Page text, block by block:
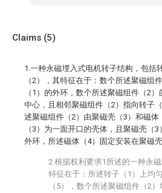
Claims (5)
1.一种永磁埋入式电机转子结构，包括
（2），其特征在于：数个所述聚磁组
（1）的外环，数个所述聚磁组件（2
中心，且相邻聚磁组件（2）指向转子
述聚磁组件（2）由聚磁壳（3）和磁
（3）为一面开口的壳体，且聚磁壳（
外环，所述磁体（4）固定安装在聚磁壳
2.根据权利要求1所述的一种永
特征在于：所述转子（1）上均
（5），数个所述聚磁组件（2